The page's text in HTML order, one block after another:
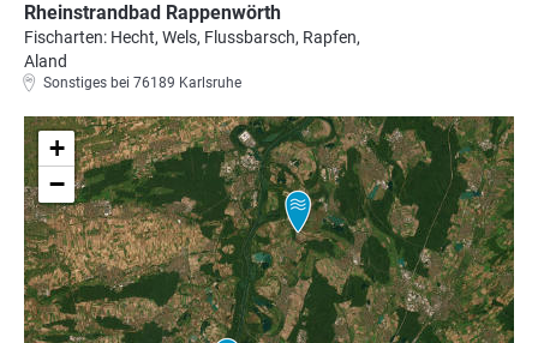
Rheinstrandbad Rappenwörth
Fischarten: Hecht, Wels, Flussbarsch, Rapfen,
Aland
Sonstiges bei 76189 Karlsruhe
+
−